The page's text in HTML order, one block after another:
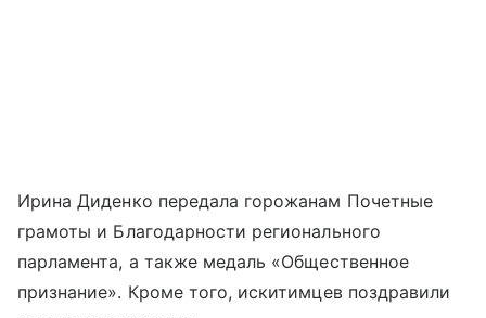
Ирина Диденко передала горожанам Почетные
грамоты и Благодарности регионального
парламента, а также медаль «Общественное
признание». Кроме того, искитимцев поздравили